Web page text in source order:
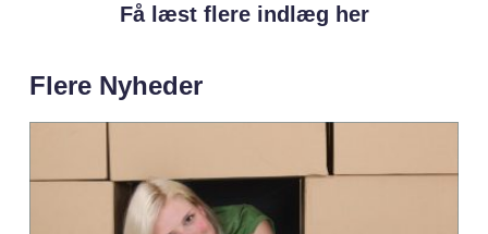
Få læst flere indlæg her
Flere Nyheder